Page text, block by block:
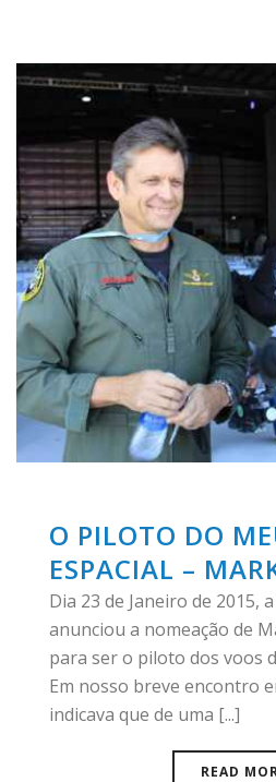
O PILOTO DO
ESPACIAL –
Dia 23 de Janeiro de 2015,
anunciou a nomeação de
para ser o piloto dos voos
Em nosso breve encontro
indicava que de uma [...]
READ